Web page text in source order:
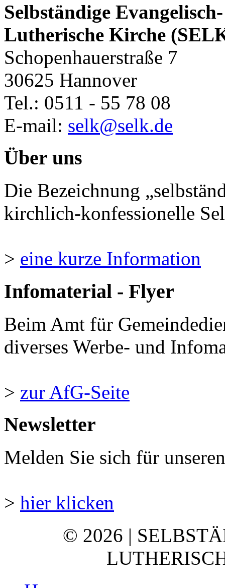
Selbständige Evangelisch-
Lutherische Kirche
Schopenhauerstraße 7
30625 Hannover
Tel.: 0511 - 55 78 08
E-mail: selk@selk.de
Über uns
Die Bezeichnung
kirchlich-konfessionelle
> eine kurze Information
Infomaterial - Flyer
Beim Amt für
diverses Werbe- und
> zur AfG-Seite
Newsletter
Melden Sie sich für
> hier klicken
© 2026 |